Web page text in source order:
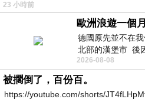
23 小時前
歐洲浪遊一個
德國原先並不在
北部的漢堡市 後
堡市吃晚餐和過夜
2026-08-08
被擱倒了，百份百。
https://youtube.com/shorts/